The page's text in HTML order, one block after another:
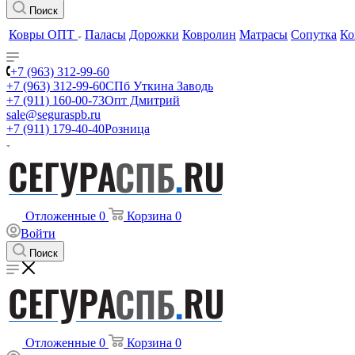
Поиск
Ковры ОПТ Паласы Дорожки Ковролин Матрасы Сопутка
+7 (963) 312-99-60
+7 (963) 312-99-60СПб Уткина Заводь
+7 (911) 160-00-73Опт Дмитрий
sale@seguraspb.ru
+7 (911) 179-40-40Розница
Отложенные 0 Корзина 0
Войти
Поиск
Отложенные 0 Корзина 0